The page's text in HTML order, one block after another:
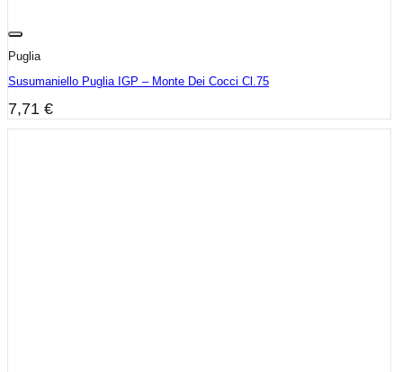
Puglia
Susumaniello Puglia IGP – Monte Dei Cocci Cl.75
7,71 €